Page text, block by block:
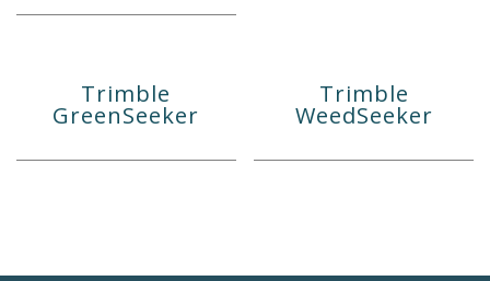
Trimble
GreenSeeker
Trimble
WeedSeeker